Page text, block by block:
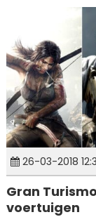
26-03-2018
Gran
voertuigen